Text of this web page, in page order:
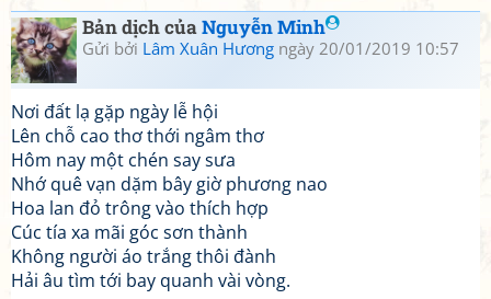
Bản dịch củaNguyễn Minh
Gửi bởi Lâm Xuân Hương ngày 20/01/2019 10:57
Nơi đất lạ gặp ngày lễ hội
Lên chỗ cao thơ thới ngâm thơ
Hôm nay một chén say sưa
Nhớ quê vạn dặm bây giờ phương nao
Hoa lan đỏ trông vào thích hợp
Cúc tía xa mãi góc sơn thành
Không người áo trắng thôi đành
Hải âu tìm tới bay quanh vài vòng.